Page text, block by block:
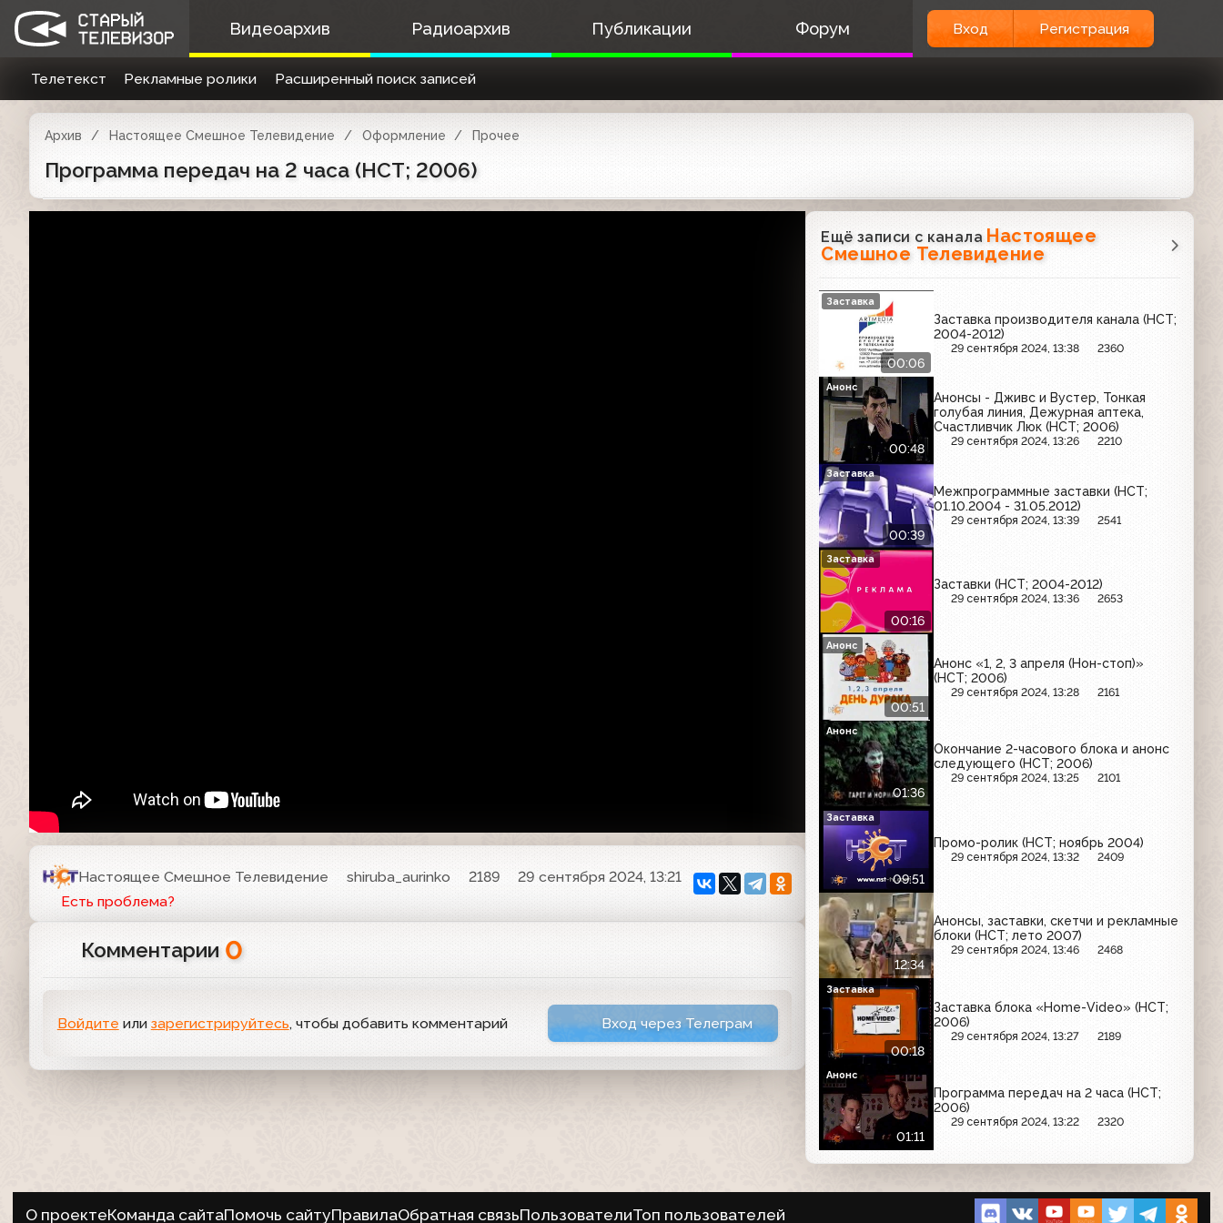
Видеоархив Радиоархив Публикации Форум Вход Регистрация
Телетекст Рекламные ролики Расширенный поиск записей
Архив Настоящее Смешное Телевидение Оформление Прочее
Программа передач на 2 часа (НСТ; 2006)
Настоящее Смешное Телевидение shiruba_aurinko 2189
29 сентября 2024, 13:21
Есть проблема?
Комментарии 0
Войдите или зарегистрируйтесь, чтобы добавить комментарий Вход через Телеграм
Ещё записи с канала Настоящее
Смешное Телевидение
00:06
Заставка производителя канала (НСТ;
2004-2012)
29 сентября 2024, 13:38 2360
Заставка
00:48
Анонсы - Дживс и Вустер, Тонкая
голубая линия, Дежурная аптека,
Счастливчик Люк (НСТ; 2006)
29 сентября 2024, 13:26 2210
Анонс
00:39
Межпрограммные заставки (НСТ;
01.10.2004 - 31.05.2012)
29 сентября 2024, 13:39 2541
Заставка
00:16
Заставки (НСТ; 2004-2012)
29 сентября 2024, 13:36 2653
Заставка
00:51
Анонс «1, 2, 3 апреля (Нон-стоп)»
(НСТ; 2006)
29 сентября 2024, 13:28 2161
Анонс
01:36
Окончание 2-часового блока и анонс
следующего (НСТ; 2006)
29 сентября 2024, 13:25 2101
Анонс
09:51
Промо-ролик (НСТ; ноябрь 2004)
29 сентября 2024, 13:32 2409
Заставка
12:34
Анонсы, заставки, скетчи и рекламные
блоки (НСТ; лето 2007)
29 сентября 2024, 13:46 2468
00:18
Заставка блока «Home-Video» (НСТ;
2006)
29 сентября 2024, 13:27 2189
Заставка
01:11
Программа передач на 2 часа (НСТ;
2006)
29 сентября 2024, 13:22 2320
Анонс
О проектеКоманда сайтаПомочь сайтуПравилаОбратная связьПользователиТоп пользователей